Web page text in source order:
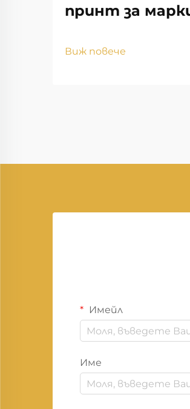
принт за
Виж повече
Имейл
Име